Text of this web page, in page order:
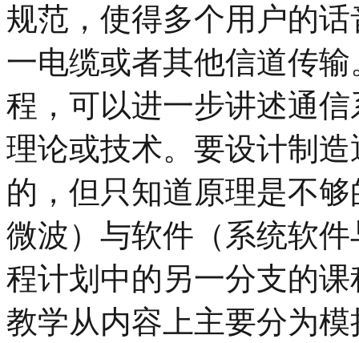
规范，使得多个用户的
一电缆或者其他信道传
程，可以进一步讲述通
理论或技术。要设计制
的，但只知道原理是不
微波）与软件（系统软
程计划中的另一分支的
教学从内容上主要分为